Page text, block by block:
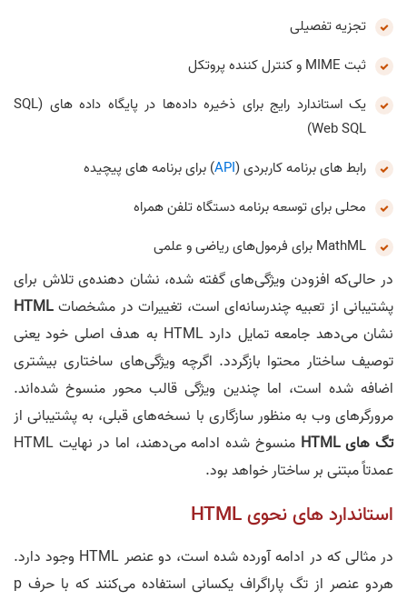
تجزیه تفصیلی
ثبت MIME و کنترل کننده پروتکل
یک استاندارد رایج برای ذخیره داده‌ها در پایگاه داده های (SQL
(Web SQL
رابط های برنامه کاربردی (API) برای برنامه های پیچیده
محلی برای توسعه برنامه دستگاه تلفن همراه
MathML برای فرمول‌های ریاضی و علمی
در حالی‌که افزودن ویژگی‌های گفته شده، نشان‌ دهنده‌ی تلاش برای
پشتیبانی از تعبیه چندرسانه‌ای است، تغییرات در مشخصاتHTML
نشان می‌دهد جامعه تمایل دارد HTML به هدف اصلی خود یعنی
توصیف ساختار محتوا بازگردد. اگرچه ویژگی‌‌های ساختاری بیشتری
اضافه شده ‌است، اما چندین ویژگی قالب محور منسوخ شده‌‌اند.
مرورگرهای وب به منظور سازگاری با نسخه‌های قبلی، به پشتیبانی از
تگ های HTML
منسوخ شده ادامه می‌دهند، اما در نهایت HTML
عمدتاً مبتنی بر ساختار خواهد بود.
استاندارد های نحوی HTML
در مثالی که در ادامه آورده شده است، دو عنصر HTML وجود دارد.
هردو عنصر از تگ پاراگراف یکسانی استفاده می‌کنند که با حرف p